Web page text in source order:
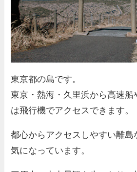
東京都の島です。
東京・熱海・久里浜から高速船
は飛行機でアクセスできます。
都心からアクセスしやすい離島
気になっています。